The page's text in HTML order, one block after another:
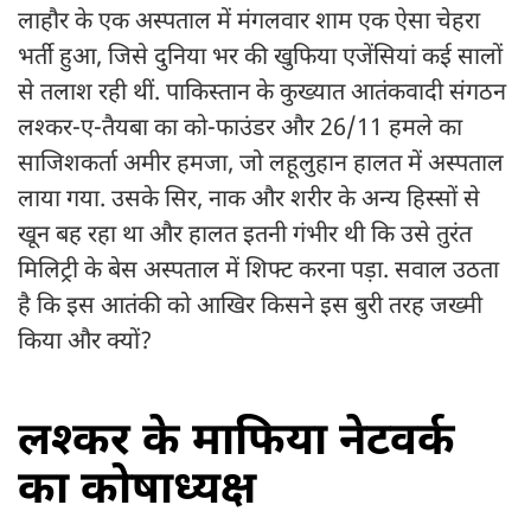
लाहौर के एक अस्पताल में मंगलवार शाम एक ऐसा चेहरा
भर्ती हुआ, जिसे दुनिया भर की खुफिया एजेंसियां कई सालों
से तलाश रही थीं. पाकिस्तान के कुख्यात आतंकवादी संगठन
लश्कर-ए-तैयबा का को-फाउंडर और 26/11 हमले का
साजिशकर्ता अमीर हमजा, जो लहूलुहान हालत में अस्पताल
लाया गया. उसके सिर, नाक और शरीर के अन्य हिस्सों से
खून बह रहा था और हालत इतनी गंभीर थी कि उसे तुरंत
मिलिट्री के बेस अस्पताल में शिफ्ट करना पड़ा. सवाल उठता
है कि इस आतंकी को आखिर किसने इस बुरी तरह जख्मी
किया और क्यों?
लश्कर के माफिया नेटवर्क
का कोषाध्यक्ष